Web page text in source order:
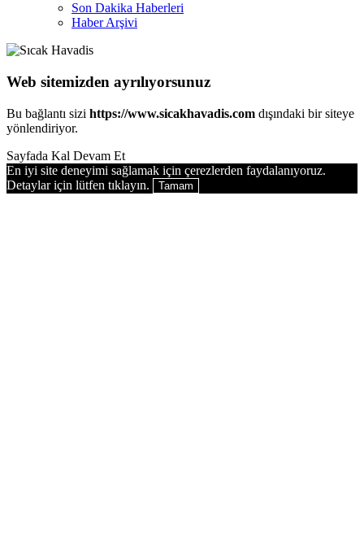
Son Dakika Haberleri
Haber Arşivi
Web sitemizden ayrılıyorsunuz
Bu bağlantı sizi https://www.sicakhavadis.com dışındaki bir siteye
yönlendiriyor.
Sayfada Kal Devam Et
En iyi site deneyimi sağlamak için çerezlerden faydalanıyoruz.
Detaylar için lütfen tıklayın.
Tamam